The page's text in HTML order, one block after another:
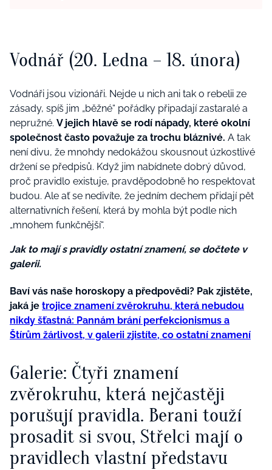
Vodnář (20. Ledna – 18. února)
Vodnáři jsou vizionáři. Nejde u nich ani tak o rebelii ze
zásady, spíš jim „běžné“ pořádky připadají zastaralé a
nepružné. V jejich hlavě se rodí nápady, které okolní
společnost často považuje za trochu bláznivé. A tak
není divu, že mnohdy nedokážou skousnout úzkostlivé
držení se předpisů. Když jim nabídnete dobrý důvod,
proč pravidlo existuje, pravděpodobně ho respektovat
budou. Ale ať se nedivíte, že jedním dechem přidají pět
alternativních řešení, která by mohla být podle nich
„mnohem funkčnější“.
Jak to mají s pravidly ostatní znamení, se dočtete v
galerii.
Baví vás naše horoskopy a předpovědi? Pak zjistěte,
jaká je trojice znamení zvěrokruhu, která nebudou
nikdy šťastná: Pannám brání perfekcionismus a
Štírům žárlivost, v galerii zjistíte, co ostatní znamení
Galerie: Čtyři znamení
zvěrokruhu, která nejčastěji
porušují pravidla. Berani touží
prosadit si svou, Střelci mají o
pravidlech vlastní představu